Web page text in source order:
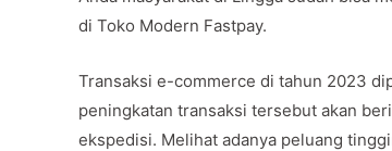
di Toko Modern Fastpay.
Transaksi e-commerce di tahun 2023
peningkatan transaksi tersebut akan
ekspedisi. Melihat adanya peluang